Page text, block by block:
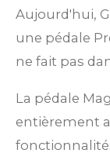
Aujourd'hui,
une pédale
ne fait pas
La pédale
entièrement